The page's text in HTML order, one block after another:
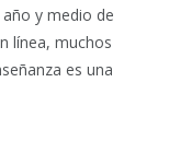
y medio de
línea, muchos
es una